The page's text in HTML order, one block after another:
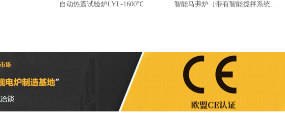
自动热震试验炉LYL-1600℃ 智能马弗炉（带有智能搅拌系统）LYL-FANM